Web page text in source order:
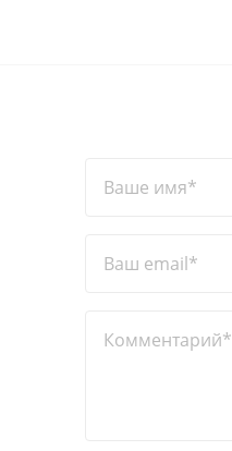
Ваше имя*
Ваш email*
Комментарий*